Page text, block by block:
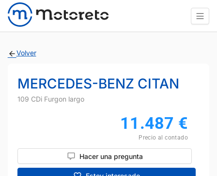
Volver
MERCEDES-BENZ CITAN
109 CDi Furgon largo
11.487 €
Precio al contado
Hacer una pregunta